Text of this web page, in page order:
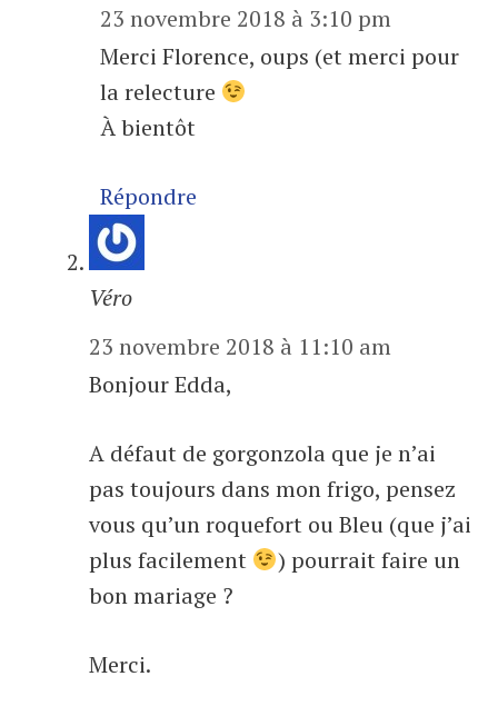
23 novembre 2018 à 3:10 pm
Merci Florence, oups (et merci pour
la relecture
À bientôt
Répondre
Véro
23 novembre 2018 à 11:10 am
Bonjour Edda,
A défaut de gorgonzola que je n’ai
pas toujours dans mon frigo, pensez
vous qu’un roquefort ou Bleu (que j’ai
plus facilement
) pourrait faire un
bon mariage ?
Merci.